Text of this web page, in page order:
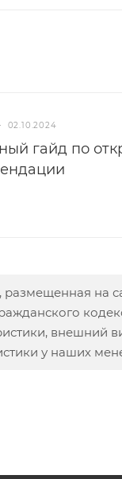
02.10.2024
гайд по
на
внешний
у наших